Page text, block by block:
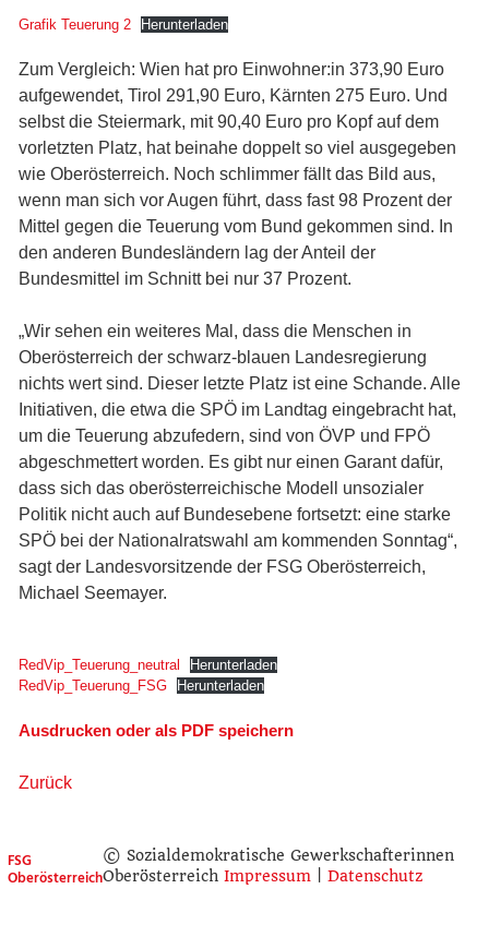
Grafik Teuerung 2 Herunterladen
Zum Vergleich: Wien hat pro Einwohner:in 373,90 Euro
aufgewendet, Tirol 291,90 Euro, Kärnten 275 Euro. Und
selbst die Steiermark, mit 90,40 Euro pro Kopf auf dem
vorletzten Platz, hat beinahe doppelt so viel ausgegeben
wie Oberösterreich. Noch schlimmer fällt das Bild aus,
wenn man sich vor Augen führt, dass fast 98 Prozent der
Mittel gegen die Teuerung vom Bund gekommen sind. In
den anderen Bundesländern lag der Anteil der
Bundesmittel im Schnitt bei nur 37 Prozent.
„Wir sehen ein weiteres Mal, dass die Menschen in
Oberösterreich der schwarz-blauen Landesregierung
nichts wert sind. Dieser letzte Platz ist eine Schande. Alle
Initiativen, die etwa die SPÖ im Landtag eingebracht hat,
um die Teuerung abzufedern, sind von ÖVP und FPÖ
abgeschmettert worden. Es gibt nur einen Garant dafür,
dass sich das oberösterreichische Modell unsozialer
Politik nicht auch auf Bundesebene fortsetzt: eine starke
SPÖ bei der Nationalratswahl am kommenden Sonntag“,
sagt der Landesvorsitzende der FSG Oberösterreich,
Michael Seemayer.
RedVip_Teuerung_neutral
Herunterladen
RedVip_Teuerung_FSG
Herunterladen
Ausdrucken oder als PDF speichern
Zurück
FSG
Oberösterreich
© Sozialdemokratische Gewerkschafterinnen
Oberösterreich Impressum| Datenschutz